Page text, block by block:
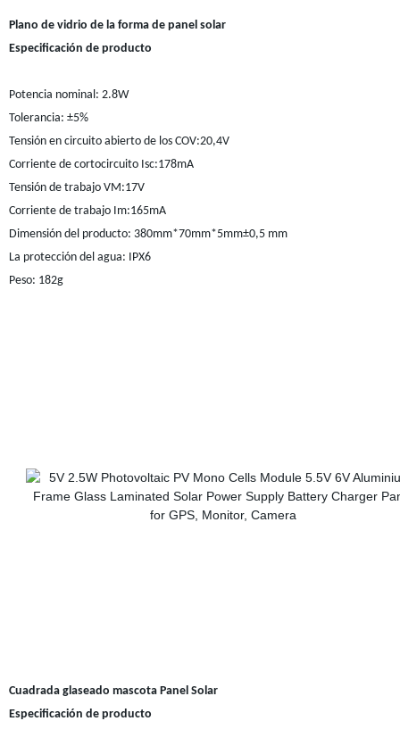
Plano de vidrio de la forma de panel solar
Especificación de producto
Potencia nominal: 2.8W
Tolerancia: ±5%
Tensión en circuito abierto de los COV:20,4V
Corriente de cortocircuito Isc:178mA
Tensión de trabajo VM:17V
Corriente de trabajo Im:165mA
Dimensión del producto: 380mm*70mm*5mm±0,5 mm
La protección del agua: IPX6
Peso: 182g
Cuadrada glaseado mascota Panel Solar
Especificación de producto